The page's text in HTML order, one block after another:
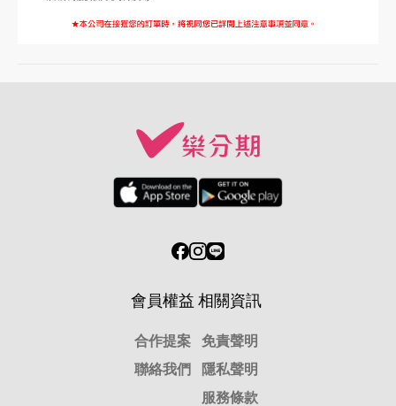
會員權益
合作提案
聯絡我們
相關資訊
免責聲明
隱私聲明
服務條款